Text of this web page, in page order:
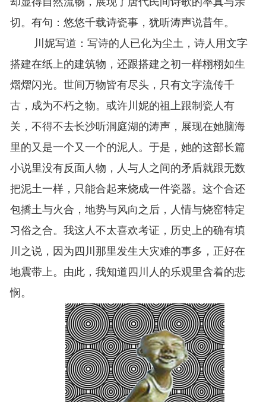
切。有句：悠悠千载诗瓷事，犹听涛声说昔年。
川妮写道：写诗的人已化为尘土，诗人用文字
搭建在纸上的建筑物，还跟搭建之初一样栩栩如生
熠熠闪光。世间万物皆有尽头，只有文字流传千
古，成为不朽之物。或许川妮的祖上跟制瓷人有
关，不得不去长沙听洞庭湖的涛声，展现在她脑海
里的又是一个又一个的泥人。于是，她的这部长篇
小说里没有反面人物，人与人之间的矛盾就跟无数
把泥土一样，只能合起来烧成一件瓷器。这个合还
包撟土与火合，地势与风向之后，人情与烧窑特定
习俗之合。我这人不太喜欢考证，历史上的确有填
川之说，因为四川那里发生大灾难的事多，正好在
地震带上。由此，我知道四川人的乐观里含着的悲
悯。